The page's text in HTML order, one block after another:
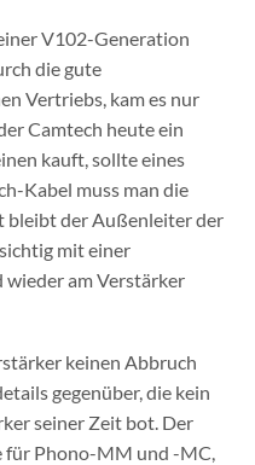
V102-Generation
die gute
Vertriebs, kam es nur
Camtech heute ein
kauft, sollte eines
Kabel muss man die
bleibt der Außenleiter der
mit einer
wieder am Verstärker
keinen Abbruch
gegenüber, die kein
seiner Zeit bot. Der
für Phono-MM und -MC,